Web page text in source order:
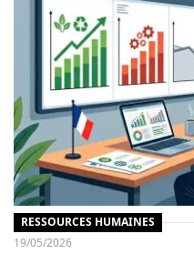
RESSOURCES HUMAINES
19/05/2026